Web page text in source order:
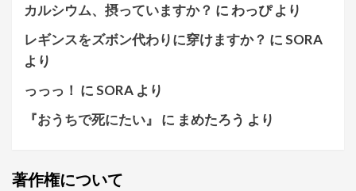
カルシウム、摂っていますか？ に わっぴより
レギンスをズボン代わりに穿けますか？ にSORA
より
っっっ！ にSORA より
『おうちで死にたい』
に まめたろう より
著作権について